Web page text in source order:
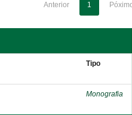
Anterior 1
Tipo
Monografia